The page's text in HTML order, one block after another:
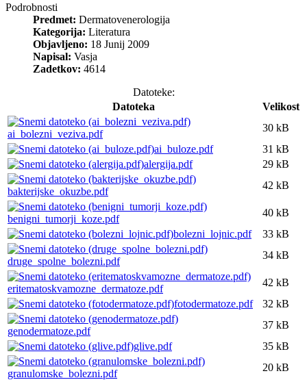
Podrobnosti
Predmet: Dermatovenerologija
Kategorija: Literatura
Objavljeno: 18 Junij 2009
Napisal: Vasja
Zadetkov: 4614
Datoteke:
Datoteka
Velikost
ai_bolezni_veziva.pdf
30 kB
ai_buloze.pdf
31 kB
alergija.pdf
29 kB
bakterijske_okuzbe.pdf
42 kB
benigni_tumorji_koze.pdf
40 kB
bolezni_lojnic.pdf
33 kB
druge_spolne_bolezni.pdf
34 kB
eritematoskvamozne_dermatoze.pdf
42 kB
fotodermatoze.pdf
32 kB
genodermatoze.pdf
37 kB
glive.pdf
35 kB
granulomske_bolezni.pdf
20 kB